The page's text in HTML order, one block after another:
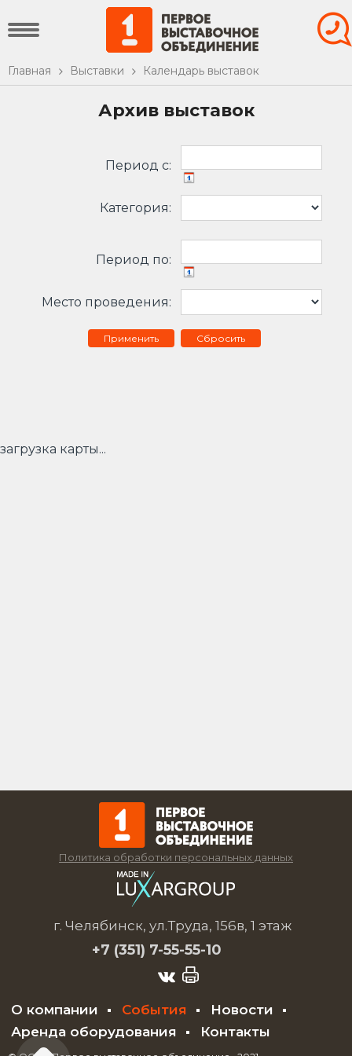
Главная Выставки Календарь выставок
Архив выставок
Период c:
Категория:
Период по:
Место проведения:
Сбросить
загрузка карты...
Политика обработки персональных данных
г. Челябинск, ул.Труда, 156в, 1 этаж
+7 (351) 7-55-55-10
О компании События
Новости
Аренда оборудования
Контакты